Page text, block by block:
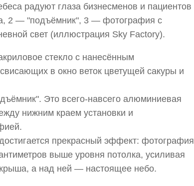
2 — "подъёмник", 3 — фотография с
свет (иллюстрация Sky Factory).
стекло с нанесённым
в окно веток цветущей сакуры и
Это всего-навсего алюминиевая
нижним краем установки и
прекрасный эффект: фотография
выше уровня потолка, усиливая
а над ней — настоящее небо.